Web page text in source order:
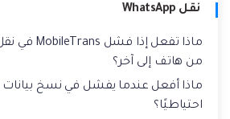
نقل WhatsApp
من هاتف إلى آخر؟
احتياطيًا؟